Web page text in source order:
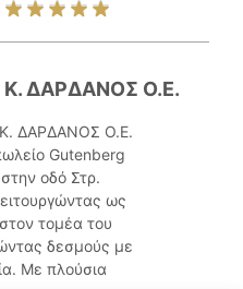
ΔΑΡΔΑΝΟΣ Ο.Ε.
ΔΑΡΔΑΝΟΣ Ο.Ε.
Gutenberg
οδό Στρ.
ως
τομέα του
δεσμούς με
Με πλούσια